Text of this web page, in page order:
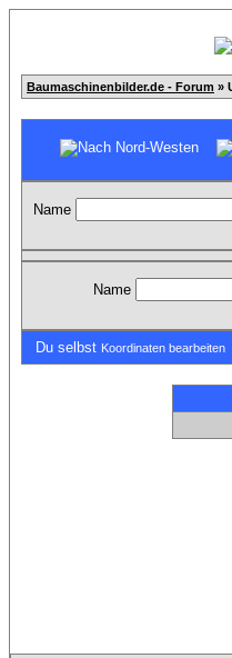
Baumaschinenbilder.de - Forum »
Name
Name
Du selbst Koordinaten bearbeiten